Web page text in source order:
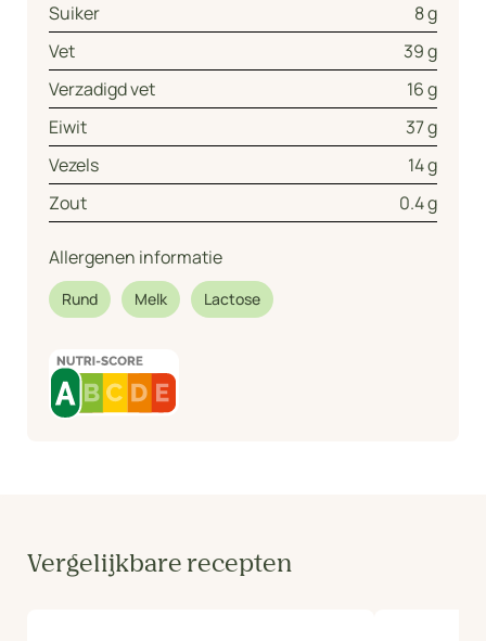
Suiker
8 g
Vet
39 g
Verzadigd vet
16 g
Eiwit
37 g
Vezels
14 g
Zout
0.4 g
Allergenen informatie
Rund Melk Lactose
Vergelijkbare recepten